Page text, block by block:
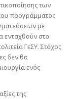
των
προγράμματος
με
ενταχθούν στο
ΓεΣΥ. Στόχος
δεν θα
ενός
της